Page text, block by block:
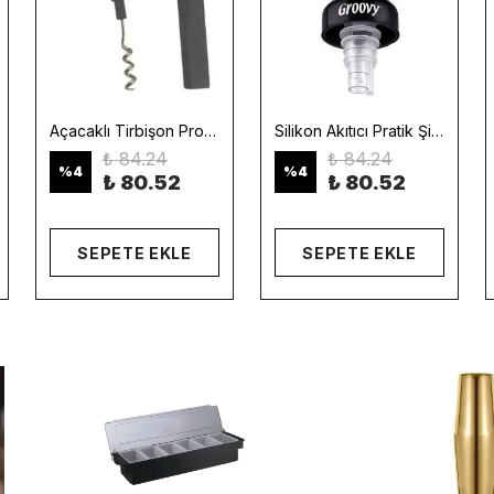
Açacaklı Tirbişon Profesyonel Şarap ve Şişe Açacağı Bar & Restoran | Min. 12 Adet
%4
₺ 84.24
₺ 80.52
SEPETE EKLE
Silikon Akıtıcı Pratik Şişe Dökme Aparatı Bar & Mutfak | Min. 12 Adet
%4
₺ 84.24
₺ 80.52
SEPETE EKLE